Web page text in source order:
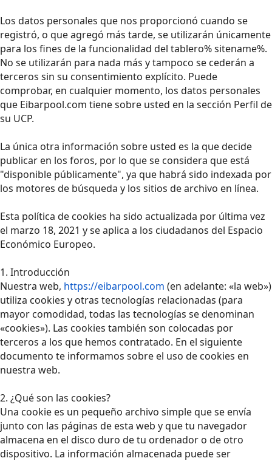
Los datos personales que nos proporcionó cuando se
registró, o que agregó más tarde, se utilizarán únicamente
para los fines de la funcionalidad del tablero% sitename%.
No se utilizarán para nada más y tampoco se cederán a
terceros sin su consentimiento explícito. Puede
comprobar, en cualquier momento, los datos personales
que Eibarpool.com tiene sobre usted en la sección Perfil de
su UCP.
La única otra información sobre usted es la que decide
publicar en los foros, por lo que se considera que está
"disponible públicamente", ya que habrá sido indexada por
los motores de búsqueda y los sitios de archivo en línea.
Esta política de cookies ha sido actualizada por última vez
el marzo 18, 2021 y se aplica a los ciudadanos del Espacio
Económico Europeo.
1. Introducción
Nuestra web, https://eibarpool.com (en adelante: «la web»)
utiliza cookies y otras tecnologías relacionadas (para
mayor comodidad, todas las tecnologías se denominan
«cookies»). Las cookies también son colocadas por
terceros a los que hemos contratado. En el siguiente
documento te informamos sobre el uso de cookies en
nuestra web.
2. ¿Qué son las cookies?
Una cookie es un pequeño archivo simple que se envía
junto con las páginas de esta web y que tu navegador
almacena en el disco duro de tu ordenador o de otro
dispositivo. La información almacenada puede ser